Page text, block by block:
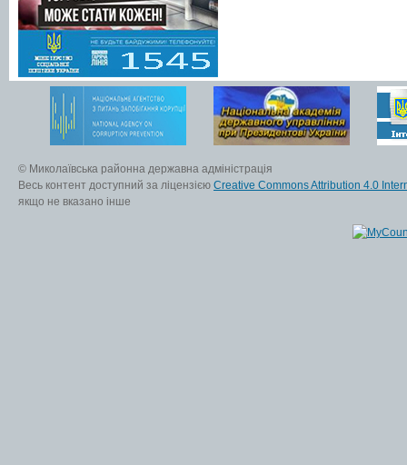
© Миколаївська районна державна адміністрація
Весь контент доступний за ліцензією Creative Commons Attribution 4.0
якщо не вказано інше